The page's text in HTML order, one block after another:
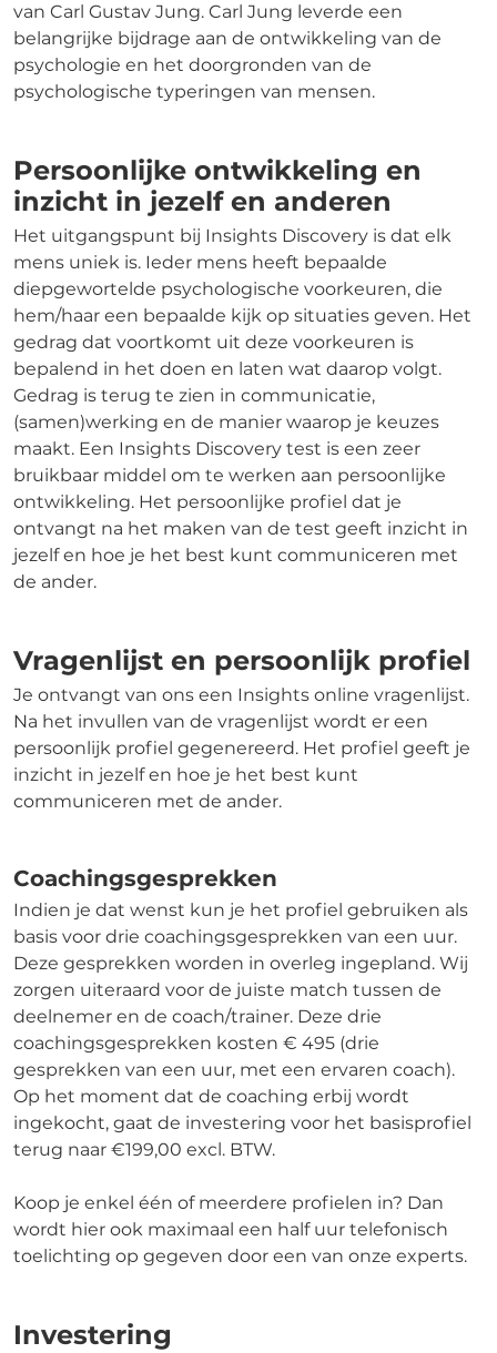
van Carl Gustav Jung. Carl Jung leverde een
belangrijke bijdrage aan de ontwikkeling van de
psychologie en het doorgronden van de
psychologische typeringen van mensen.
Persoonlijke ontwikkeling en
inzicht in jezelf en anderen
Het uitgangspunt bij Insights Discovery is dat elk
mens uniek is. Ieder mens heeft bepaalde
diepgewortelde psychologische voorkeuren, die
hem/haar een bepaalde kijk op situaties geven. Het
gedrag dat voortkomt uit deze voorkeuren is
bepalend in het doen en laten wat daarop volgt.
Gedrag is terug te zien in communicatie,
(samen)werking en de manier waarop je keuzes
maakt. Een Insights Discovery test is een zeer
bruikbaar middel om te werken aan persoonlijke
ontwikkeling. Het persoonlijke profiel dat je
ontvangt na het maken van de test geeft inzicht in
jezelf en hoe je het best kunt communiceren met
de ander.
Vragenlijst en persoonlijk profiel
Je ontvangt van ons een Insights online vragenlijst.
Na het invullen van de vragenlijst wordt er een
persoonlijk profiel gegenereerd. Het profiel geeft je
inzicht in jezelf en hoe je het best kunt
communiceren met de ander.
Coachingsgesprekken
Indien je dat wenst kun je het profiel gebruiken als
basis voor drie coachingsgesprekken van een uur.
Deze gesprekken worden in overleg ingepland. Wij
zorgen uiteraard voor de juiste match tussen de
deelnemer en de coach/trainer. Deze drie
coachingsgesprekken kosten € 495 (drie
gesprekken van een uur, met een ervaren coach).
Op het moment dat de coaching erbij wordt
ingekocht, gaat de investering voor het basisprofiel
terug naar €199,00 excl. BTW.
Koop je enkel één of meerdere profielen in? Dan
wordt hier ook maximaal een half uur telefonisch
toelichting op gegeven door een van onze experts.
Investering